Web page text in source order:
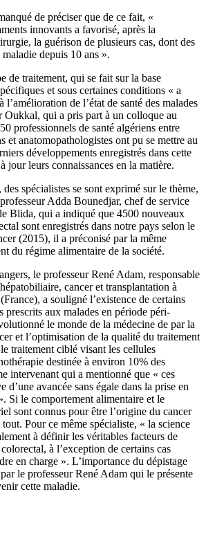
de préciser que de ce fait, «
innovants a favorisé, après la
la guérison de plusieurs cas, dont des
depuis 10 ans ».
de traitement, qui se fait sur la base
et sous certaines conditions « a
l’amélioration de l’état de santé des malades
Oukkal, qui a pris part à un colloque au
professionnels de santé algériens entre
et anatomopathologistes ont pu se mettre au
développements enregistrés dans cette
jour leurs connaissances en la matière.
spécialistes se sont exprimé sur le thème,
Adda Bounedjar, chef de service
Blida, qui a indiqué que 4500 nouveaux
sont enregistrés dans notre pays selon le
(2015), il a préconisé par la même
du régime alimentaire de la société.
le professeur René Adam, responsable
cancer et transplantation à
a souligné l’existence de certains
prescrits aux malades en période péri-
le monde de la médecine de par la
et l’optimisation de la qualité du traitement
traitement ciblé visant les cellules
destinée à environ 10% des
intervenant qui a mentionné que « ces
d’une avancée sans égale dans la prise en
Si le comportement alimentaire et le
sont connus pour être l’origine du cancer
tout. Pour ce même spécialiste, « la science
à définir les véritables facteurs de
à l’exception de certains cas
en charge ». L’importance du dépistage
le professeur René Adam qui le présente
cette maladie.